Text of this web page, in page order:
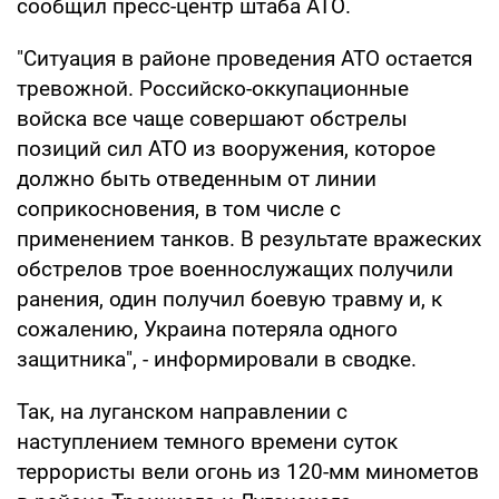
сообщил пресс-центр штаба АТО.
"Ситуация в районе проведения АТО остается
тревожной. Российско-оккупационные
войска все чаще совершают обстрелы
позиций сил АТО из вооружения, которое
должно быть отведенным от линии
соприкосновения, в том числе с
применением танков. В результате вражеских
обстрелов трое военнослужащих получили
ранения, один получил боевую травму и, к
сожалению, Украина потеряла одного
защитника", - информировали в сводке.
Так, на луганском направлении с
наступлением темного времени суток
террористы вели огонь из 120-мм минометов